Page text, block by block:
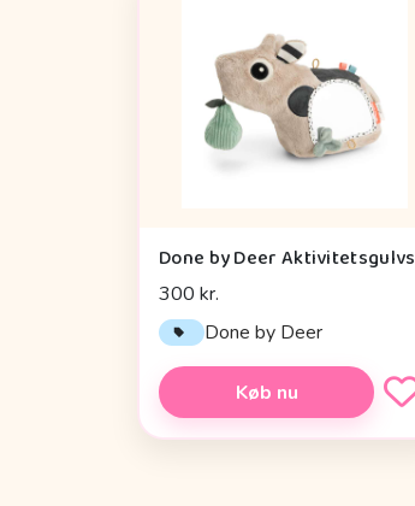
300 kr.
Done by Deer
Køb nu